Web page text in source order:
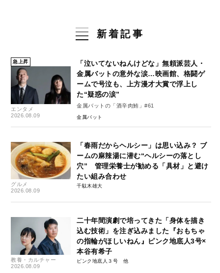
新着記事
急上昇
エンタメ
2026.08.09
「泣いてないねんけどな」無頼派芸人・
金属バットの意外な涙…映画館、格闘ゲ
ームで号泣も、上方漫才大賞で浮上し
た“疑惑の涙”
金属バットの「酒辛肉鮪」#61
金属バット
グルメ
2026.08.09
「春雨だからヘルシー」は思い込み？ ブ
ームの麻辣湯に潜む“ヘルシーの落とし
穴” 管理栄養士が勧める「具材」と避け
たい組み合わせ
千駄木雄大
教養・カルチャー
2026.08.09
二十年間演劇で培ってきた「身体を描き
込む技術」を注ぎ込みました『おもちゃ
の指輪がほしいねん』ピンク地底人3号×
本谷有希子
ピンク地底人３号